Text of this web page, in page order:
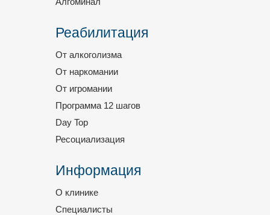
Реабилитация
От алкоголизма
От наркомании
От игромании
Программа 12 шагов
Day Top
Ресоциализация
Информация
О клинике
Специалисты